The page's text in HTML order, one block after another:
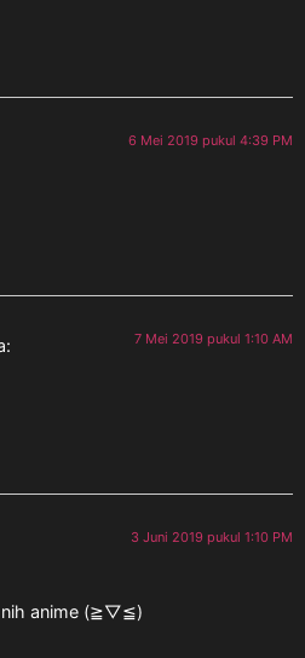
6 Mei 2019 pukul 4:39 PM
7 Mei 2019 pukul 1:10 AM
3 Juni 2019 pukul 1:10 PM
nih anime (≧▽≦)